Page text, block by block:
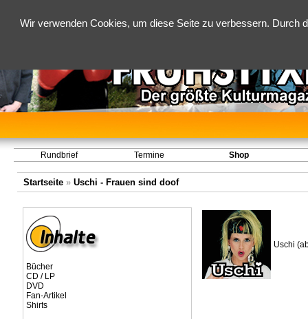
Wir verwenden Cookies, um diese Seite zu verbessern.
Rundbrief Termine Shop
Startseite» Uschi - Frauen sind doof
Bücher
CD / LP
DVD
Fan-Artikel
Shirts
Uschi